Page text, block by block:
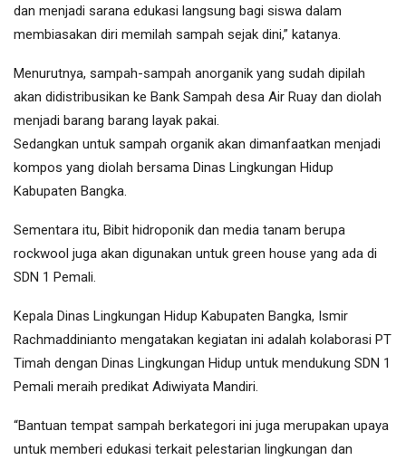
dan menjadi sarana edukasi langsung bagi siswa dalam
membiasakan diri memilah sampah sejak dini,” katanya.
Menurutnya, sampah-sampah anorganik yang sudah dipilah
akan didistribusikan ke Bank Sampah desa Air Ruay dan diolah
menjadi barang barang layak pakai.
Sedangkan untuk sampah organik akan dimanfaatkan menjadi
kompos yang diolah bersama Dinas Lingkungan Hidup
Kabupaten Bangka.
Sementara itu, Bibit hidroponik dan media tanam berupa
rockwool juga akan digunakan untuk green house yang ada di
SDN 1 Pemali.
Kepala Dinas Lingkungan Hidup Kabupaten Bangka, Ismir
Rachmaddinianto mengatakan kegiatan ini adalah kolaborasi PT
Timah dengan Dinas Lingkungan Hidup untuk mendukung SDN 1
Pemali meraih predikat Adiwiyata Mandiri.
“Bantuan tempat sampah berkategori ini juga merupakan upaya
untuk memberi edukasi terkait pelestarian lingkungan dan